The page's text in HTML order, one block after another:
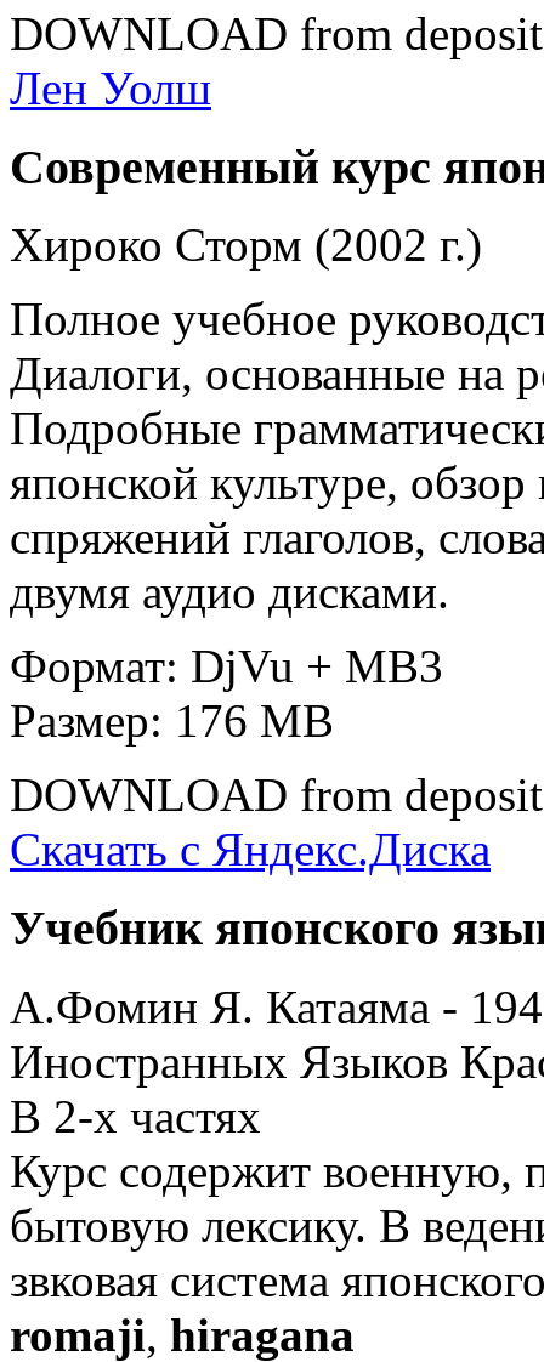
DOWNLOAD from
Лен Уолш
Современный курс
Хироко Сторм (2002 г.)
Полное учебное
Диалоги, основанные на
Подробные
японской культуре,
спряжений глаголов,
двумя аудио дисками.
Формат: DjVu + MB3
Размер: 176 MB
DOWNLOAD from
Скачать с Яндекс.Диска
Учебник японского
А.Фомин Я. Катаяма -
Иностранных Языков
В 2-х частях
Курс содержит военную,
бытовую лексику. В
звковая система
romaji, hiragana